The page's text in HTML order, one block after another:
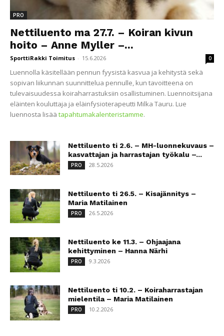
PRO
Nettiluento ma 27.7. – Koiran kivun
hoito – Anne Myller –...
SporttiRakki Toimitus - 15.6.2026 0
Luennolla käsitellään pennun fyysistä kasvua ja kehitystä sekä
sopivan liikunnan suunnittelua pennulle, kun tavoitteena on
tulevaisuudessa koiraharrastuksiin osallistuminen. Luennoitsijana
eläinten kouluttaja ja eläinfysioterapeutti Milka Tauru. Lue
luennosta lisää tapahtumakalenteristamme.
Nettiluento ti 2.6. – MH-luonnekuvaus –
kasvattajan ja harrastajan työkalu –...
PRO 28.5.2026
Nettiluento ti 26.5. – Kisajännitys –
Maria Matilainen
PRO 26.5.2026
Nettiluento ke 11.3. – Ohjaajana
kehittyminen – Hanna Närhi
PRO 9.3.2026
Nettiluento ti 10.2. – Koiraharrastajan
mielentila – Maria Matilainen
PRO 10.2.2026